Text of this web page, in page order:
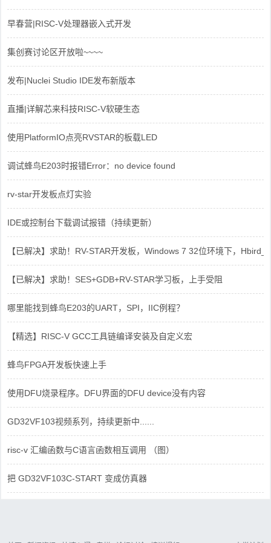
早春营|RISC-V处理器嵌入式开发
集创赛讨论区开放啦~~~~
发布|Nuclei Studio IDE发布新版本
直播|详解芯来科技RISC-V软硬生态
使用PlatformIO点亮RVSTAR的板载LED
调试蜂鸟E203时报错Error：no device found
rv-star开发板点灯实验
IDE或控制台下载调试报错（持续更新）
【已解决】求助！RV-STAR开发板，Windows 7 32位环境下，
【已解决】求助！SES+GDB+RV-STAR学习板，上手受阻
哪里能找到蜂鸟E203的UART，SPI，IIC例程？
【精选】RISC-V GCC工具链编译安装及自定义宏
蜂鸟FPGA开发板快速上手
使用DFU烧录程序。DFU界面的DFU device没有内容
GD32VF103视频系列，持续更新中......
risc-v 汇编函数与C语言函数相互调用 （图）
把 GD32VF103C-START 变成仿真器